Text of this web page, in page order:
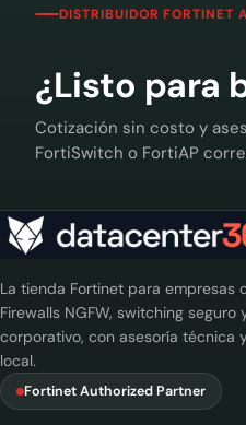
DISTRIBUIDOR FORTINET
¿Listo para
Cotización sin costo y
FortiSwitch o FortiAP
La tienda Fortinet para empresas
Firewalls NGFW, switching seguro
corporativo, con asesoría técnica
local.
Fortinet Authorized Partner